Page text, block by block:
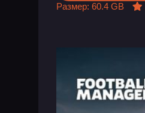
Размер: 60.4 GB